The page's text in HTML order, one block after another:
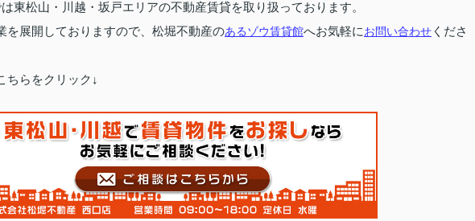
は東松山・川越・坂戸エリアの不動産賃貸を取り扱っております。
を展開しておりますので、松堀不動産のあるゾウ賃貸館へお気軽にお問い合わせ くださ
ちらをクリック↓